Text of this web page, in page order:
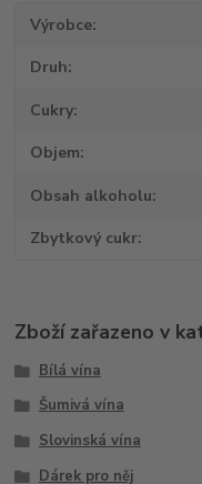
Výrobce
Druh
Cukry
Objem
Obsah alkoholu
Zbytkový cukr
Zboží zařazeno v
Bílá vína
Šumivá vína
Slovinská vína
Dárek pro něj